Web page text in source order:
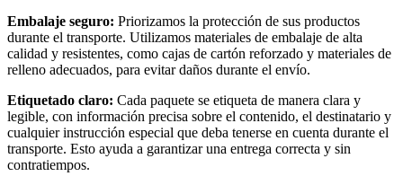
Embalaje seguro: Priorizamos la protección de sus productos
durante el transporte. Utilizamos materiales de embalaje de alta
calidad y resistentes, como cajas de cartón reforzado y materiales de
relleno adecuados, para evitar daños durante el envío.
Etiquetado claro: Cada paquete se etiqueta de manera clara y
legible, con información precisa sobre el contenido, el destinatario y
cualquier instrucción especial que deba tenerse en cuenta durante el
transporte. Esto ayuda a garantizar una entrega correcta y sin
contratiempos.